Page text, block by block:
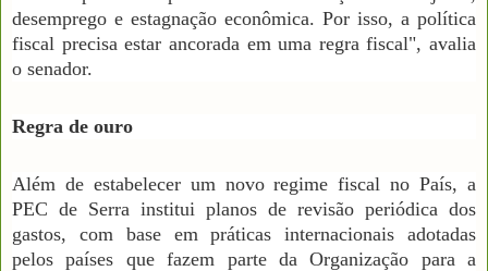
desemprego e estagnação econômica. Por isso, a política
fiscal precisa estar ancorada em uma regra fiscal", avalia
o senador.
Regra de ouro
Além de estabelecer um novo regime fiscal no País, a
PEC de Serra institui planos de revisão periódica dos
gastos, com base em práticas internacionais adotadas
pelos países que fazem parte da Organização para a